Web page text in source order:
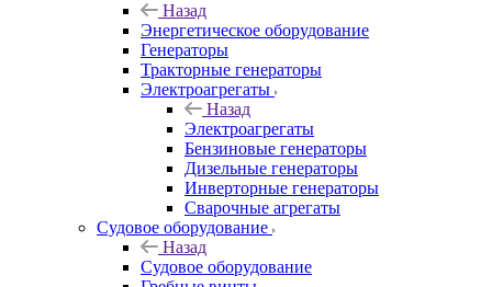
Назад
Энергетическое оборудование
Генераторы
Тракторные генераторы
Электроагрегаты
Назад
Электроагрегаты
Бензиновые генераторы
Дизельные генераторы
Инверторные генераторы
Сварочные агрегаты
Судовое оборудование
Назад
Судовое оборудование